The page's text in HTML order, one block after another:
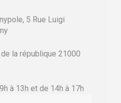
5 Rue Luigi
la république 21000
à 13h et de 14h à 17h